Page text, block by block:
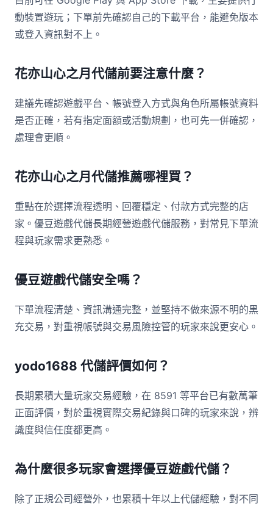
動裝置遊玩；下單前先確認自己的下載平台，能避免版本
或登入資訊對不上。
花亦山心之月代儲前要注意什麼？
建議先確認遊戲平台、帳號登入方式與角色所屬帳號資料
是否正確，若有指定面額或活動規劃，也可先一併確認，
處理會更順。
花亦山心之月代儲推薦哪裡買？
重點在於選擇流程透明、回覆穩定、付款方式完整的店
家。優豆遊戲代儲長期經營遊戲代儲服務，對常見下單流
程與玩家需求更熟悉。
優豆遊戲代儲安全嗎？
下單流程清楚、資訊溝通完整，並堅持不做來源不明的黑
充交易，對重視帳號與交易風險控管的玩家來說更安心。
yodo1688 代儲評價如何？
長期累積大量玩家交易經驗，在 8591 等平台已有數萬筆
正面評價，對於重視實際交易紀錄與口碑的玩家來說，辨
識度與信任度都更高。
為什麼很多玩家會選擇優豆遊戲代儲？
除了正規公司經營外，也累積十年以上代儲經驗，對不同